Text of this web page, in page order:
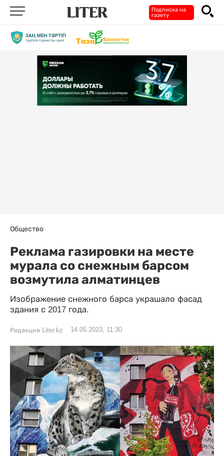
Подписка на
газету
Общество
Реклама газировки на месте
мурала со снежным барсом
возмутила алматинцев
Изображение снежного барса украшало фасад
здания с 2017 года.
Редакция Liter.kz 14.05.2023, 11:30